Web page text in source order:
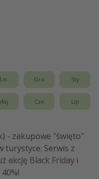
Lis Gru Sty
Cze Lip
- zakupowe "święto"
turystyce. Serwis z
akcję Black Friday i